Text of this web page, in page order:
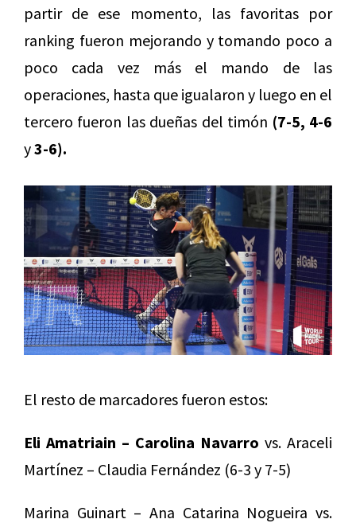
partir de ese momento, las favoritas por
ranking fueron mejorando y tomando poco a
poco cada vez más el mando de las
operaciones, hasta que igualaron y luego en el
tercero fueron las dueñas del timón (7-5, 4-6
y3-6).
El resto de marcadores fueron estos:
Eli Amatriain – Carolina Navarro vs. Araceli
Martínez – Claudia Fernández (6-3 y 7-5)
Marina Guinart – Ana Catarina Nogueira vs.